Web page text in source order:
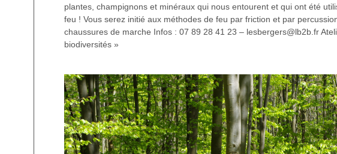
plantes, champignons et minéraux qui nous entourent et qui ont été
feu ! Vous serez initié aux méthodes de feu par friction et par
chaussures de marche Infos : 07 89 28 41 23‬ – lesbergers@lb2b.fr
biodiversités »